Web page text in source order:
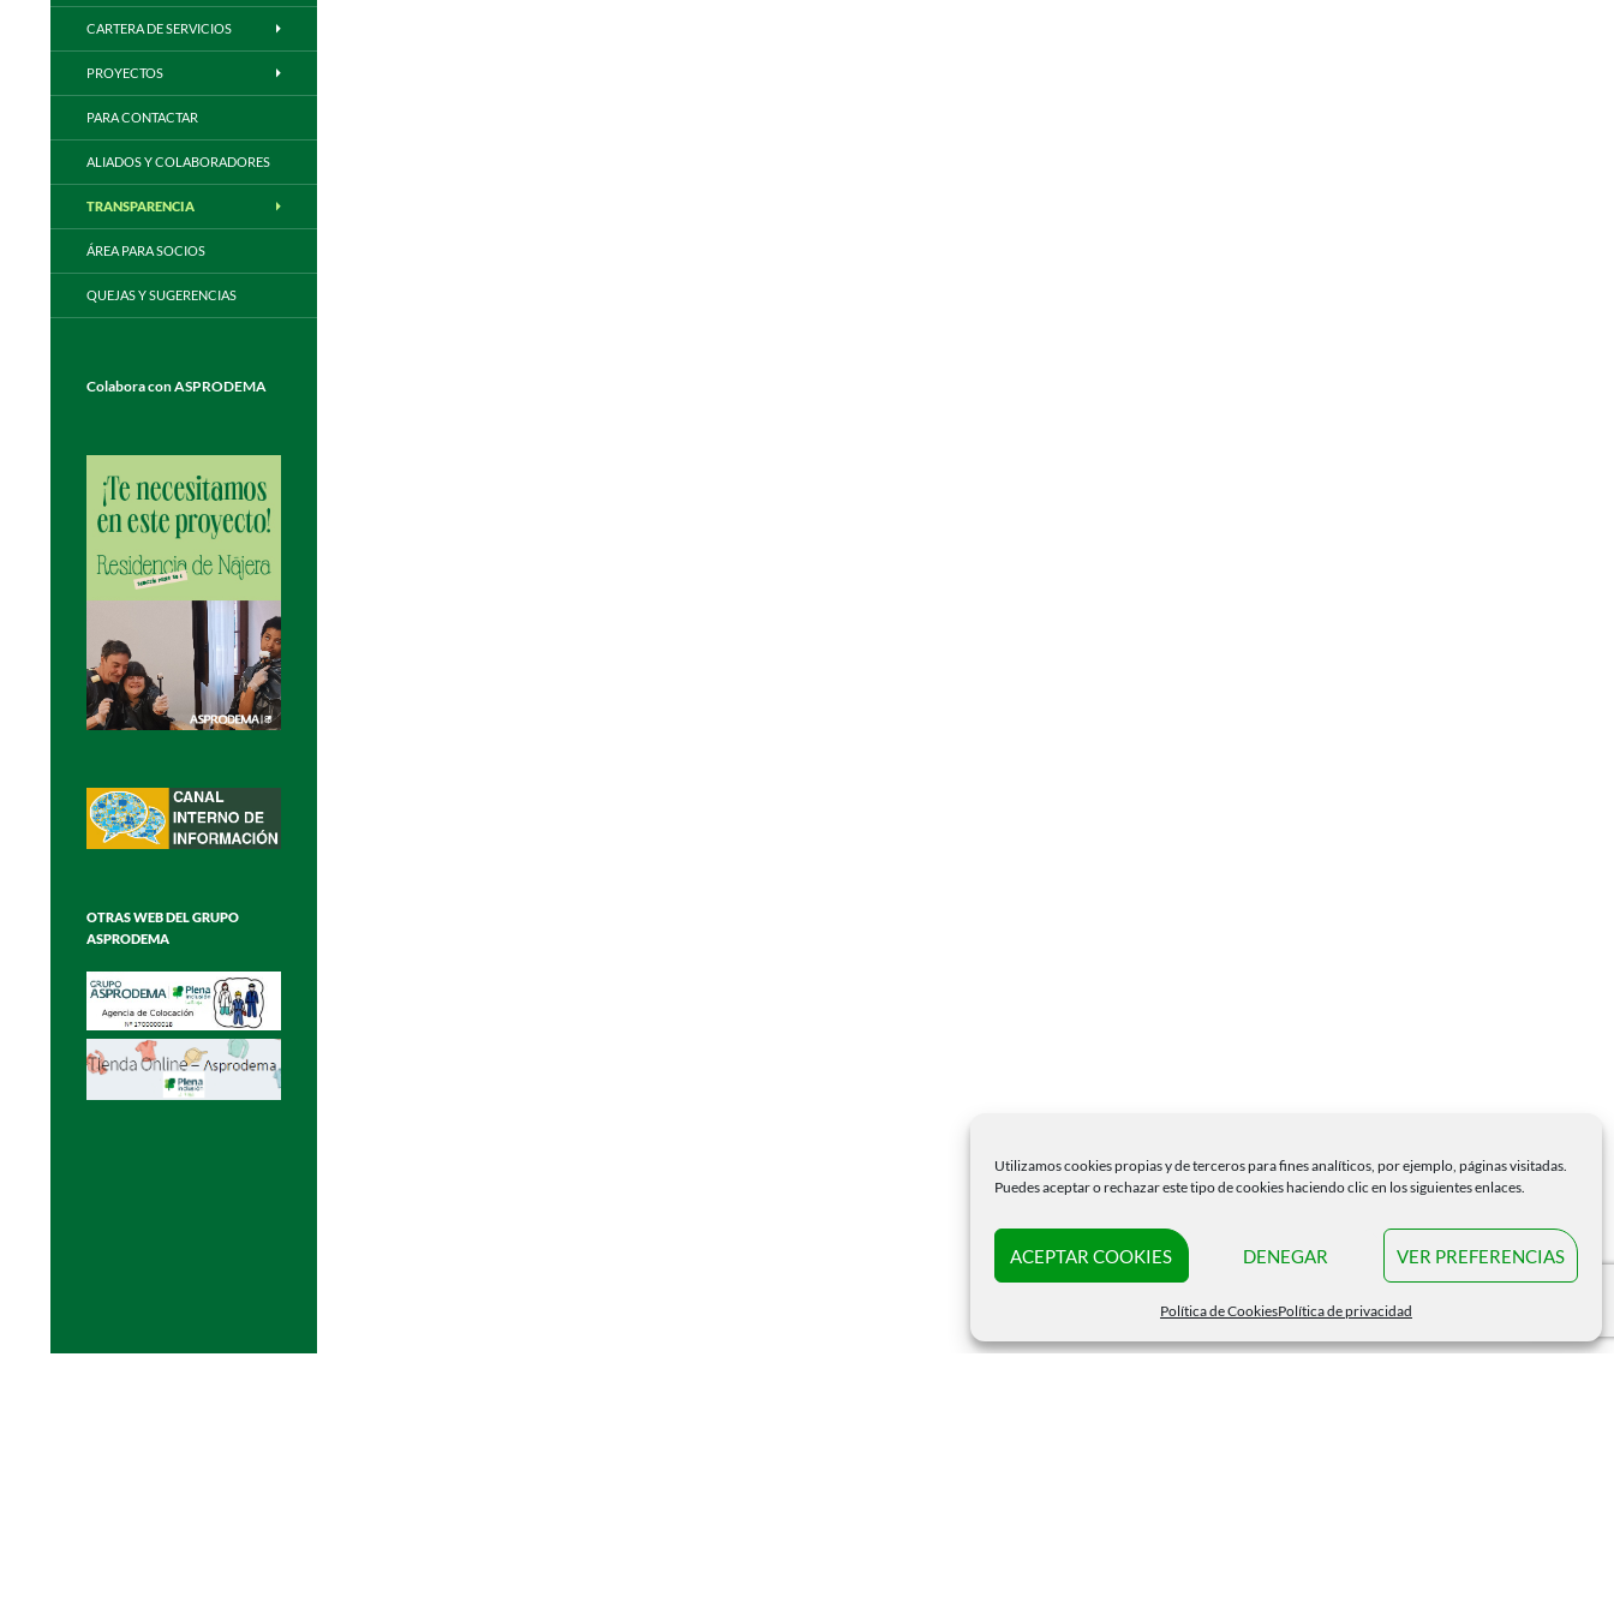
Utilizamos cookies propias y de terceros para fines analíticos, por ejemplo, páginas visitadas.
Puedes aceptar o rechazar este tipo de cookies haciendo clic en los siguientes enlaces.
ACEPTAR COOKIES DENEGAR VER PREFERENCIAS
Política de CookiesPolítica de privacidad
CARTERA DE SERVICIOS
PROYECTOS
PARA CONTACTAR
ALIADOS Y COLABORADORES
TRANSPARENCIA
ÁREA PARA SOCIOS
QUEJAS Y SUGERENCIAS
Colabora con ASPRODEMA
OTRAS WEB DEL GRUPO
ASPRODEMA